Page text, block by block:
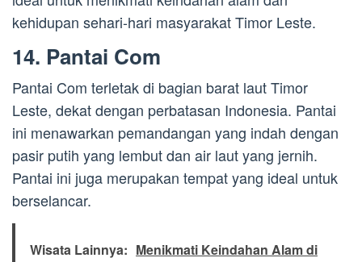
kehidupan sehari-hari masyarakat Timor Leste.
14. Pantai Com
Pantai Com terletak di bagian barat laut Timor
Leste, dekat dengan perbatasan Indonesia. Pantai
ini menawarkan pemandangan yang indah dengan
pasir putih yang lembut dan air laut yang jernih.
Pantai ini juga merupakan tempat yang ideal untuk
berselancar.
Wisata Lainnya: Menikmati Keindahan Alam di